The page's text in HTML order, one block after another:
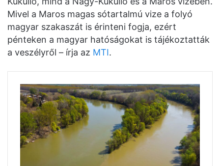
Mivel a Maros magas sótartalmú vize a folyó
magyar szakaszát is érinteni fogja, ezért
pénteken a magyar hatóságokat is tájékoztatták
a veszélyről – írja az MTI.